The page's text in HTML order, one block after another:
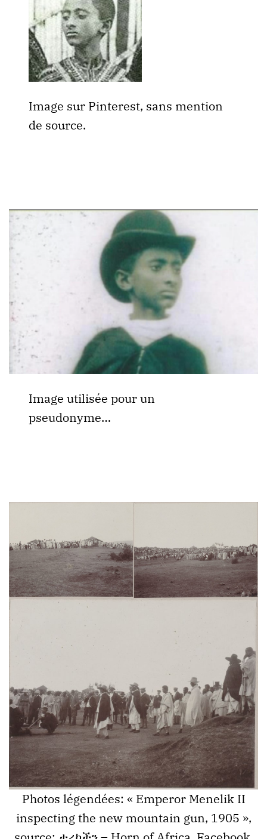
Image sur Pinterest, sans mention
de source.
Image utilisée pour un
pseudonyme…
Photos légendées: « Emperor Menelik II
inspecting the new mountain gun, 1905 »,